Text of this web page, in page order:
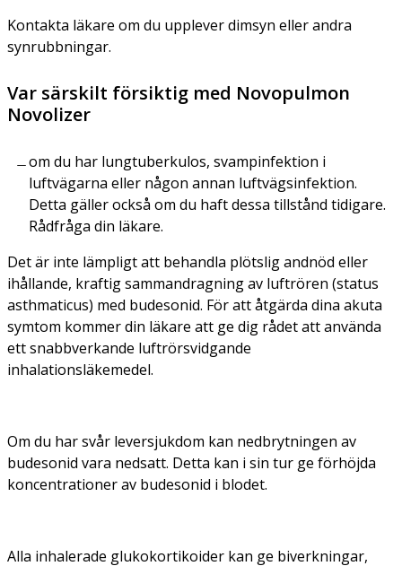
Kontakta läkare om du upplever dimsyn eller andra
synrubbningar.
Var särskilt försiktig med Novopulmon
Novolizer
om du har lungtuberkulos, svampinfektion i
luftvägarna eller någon annan luftvägsinfektion.
Detta gäller också om du haft dessa tillstånd tidigare.
Rådfråga din läkare.
Det är inte lämpligt att behandla plötslig andnöd eller
ihållande, kraftig sammandragning av luftrören (status
asthmaticus) med budesonid. För att åtgärda dina akuta
symtom kommer din läkare att ge dig rådet att använda
ett snabbverkande luftrörsvidgande
inhalationsläkemedel.
Om du har svår leversjukdom kan nedbrytningen av
budesonid vara nedsatt. Detta kan i sin tur ge förhöjda
koncentrationer av budesonid i blodet.
Alla inhalerade glukokortikoider kan ge biverkningar,